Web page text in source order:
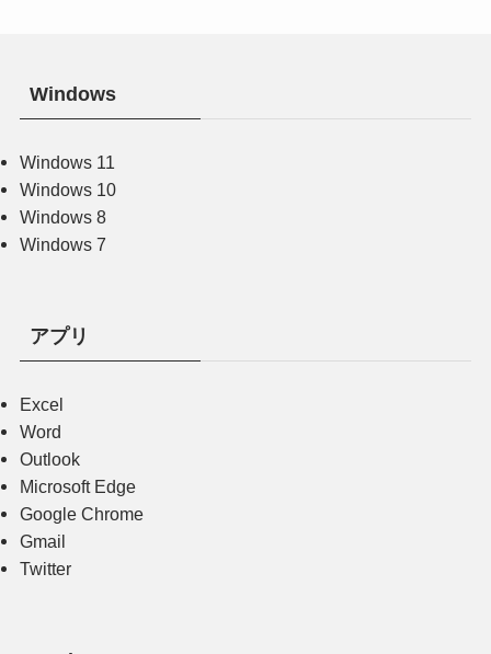
Windows
Windows 11
Windows 10
Windows 8
Windows 7
アプリ
Excel
Word
Outlook
Microsoft Edge
Google Chrome
Gmail
Twitter